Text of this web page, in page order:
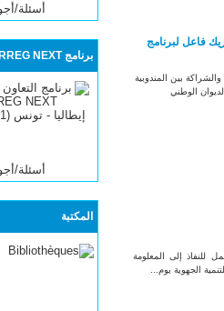
أسئلة/
برنامج INTERREG NEXT
أسئلة/
المكتبة
فاعل لبرنامج
بين المندوبية
الوطني
للنفاذ إلى المعلومة
الجهوية يوم...